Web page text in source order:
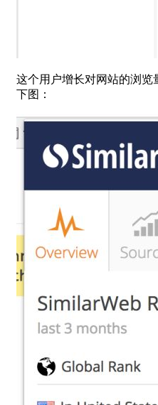
这个用户增长对网站的浏览
下图：